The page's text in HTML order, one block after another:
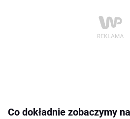
Co dokładnie zobaczymy